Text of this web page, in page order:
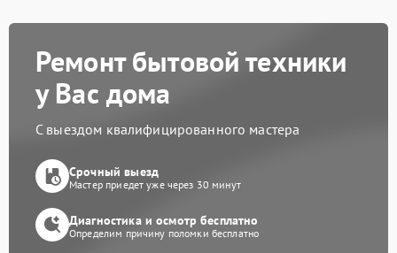
Ремонт бытовой техники
у Вас дома
С выездом квалифицированного мастера
Срочный выезд
Мастер приедет уже через 30 минут
Диагностика и осмотр бесплатно
Определим причину поломки бесплатно